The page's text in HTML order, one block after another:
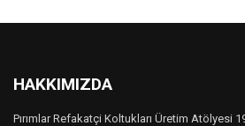
HAKKIMIZDA
Pırımlar Refakatçi Koltukları Üretim Atölyesi